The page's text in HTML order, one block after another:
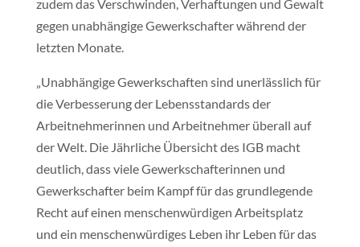
zudem das Verschwinden, Verhaftungen und Gewalt
gegen unabhängige Gewerkschafter während der
letzten Monate.
„Unabhängige Gewerkschaften sind unerlässlich für
die Verbesserung der Lebensstandards der
Arbeitnehmerinnen und Arbeitnehmer überall auf
der Welt. Die Jährliche Übersicht des IGB macht
deutlich, dass viele Gewerkschafterinnen und
Gewerkschafter beim Kampf für das grundlegende
Recht auf einen menschenwürdigen Arbeitsplatz
und ein menschenwürdiges Leben ihr Leben für das